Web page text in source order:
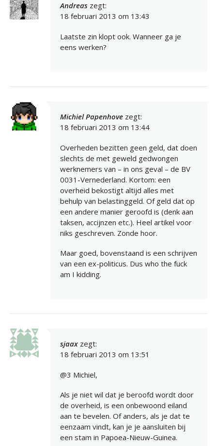
Andreas zegt:
18 februari 2013 om 13:43
Laatste zin klopt ook. Wanneer ga je
eens werken?
Michiel Papenhove zegt:
18 februari 2013 om 13:44
Overheden bezitten geen geld, dat doen
slechts de met geweld gedwongen
werknemers van – in ons geval – de BV
0031-Vernederland. Kortom: een
overheid bekostigt altijd alles met
behulp van belastinggeld. Of geld dat op
een andere manier geroofd is (denk aan
taksen, accijnzen etc.). Heel artikel voor
niks geschreven. Zonde hoor.
Maar goed, bovenstaand is een schrijven
van een ex-politicus. Dus who the fuck
am I kidding.
sjaax zegt:
18 februari 2013 om 13:51
@3 Michiel,
Als je niet wil dat je beroofd wordt door
de overheid, is een onbewoond eiland
aan te bevelen. Of anders, als je dat te
eenzaam vindt, kan je je aansluiten bij
een stam in Papoea-Nieuw-Guinea.